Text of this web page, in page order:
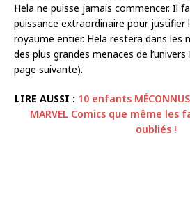
Hela ne puisse jamais commencer. Il
puissance extraordinaire pour justifier
royaume entier. Hela restera dans les
des plus grandes menaces de
page suivante).
LIRE AUSSI : 10 enfants
MARVEL Comics que même
oubliés !